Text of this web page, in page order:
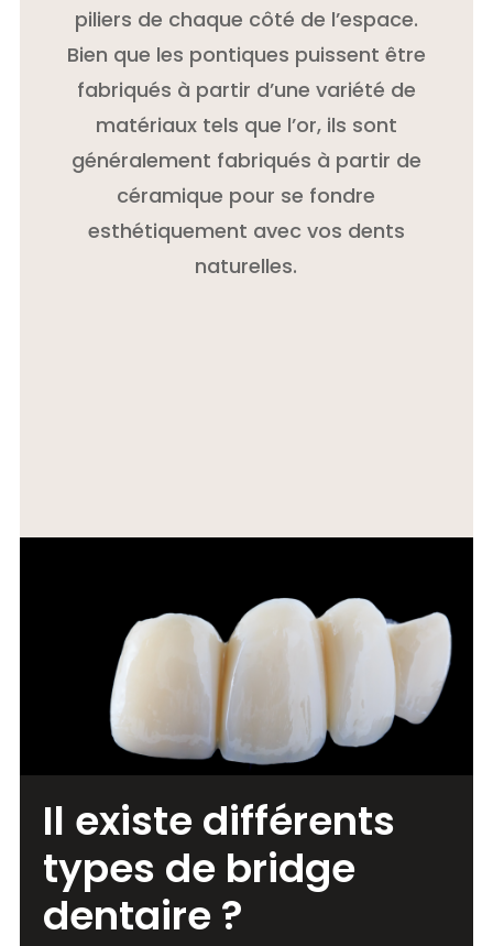
piliers de chaque côté de l’espace.
Bien que les pontiques puissent être
fabriqués à partir d’une variété de
matériaux tels que l’or, ils sont
généralement fabriqués à partir de
céramique pour se fondre
esthétiquement avec vos dents
naturelles.
Il existe différents
types de bridge
dentaire ?